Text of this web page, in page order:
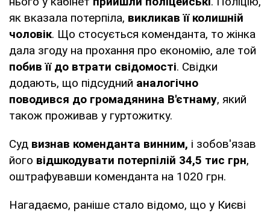
як вказала потерпіла, викликав її колишній
чоловік. Що стосується коменданта, то жінка
дала згоду на прохання про економію, але той
побив її до втрати свідомості. Свідки
додають, що підсудний аналогічно
поводився до громадянина В'єтнаму, який
також проживав у гуртожитку.
Суд визнав коменданта винним, і зобов'язав
його відшкодувати потерпілій 34,5 тис грн,
оштрафувавши коменданта на 1020 грн.
Нагадаємо, раніше стало відомо, що у Києві